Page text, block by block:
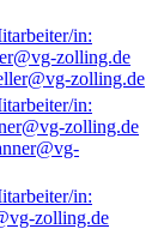
zolling.de